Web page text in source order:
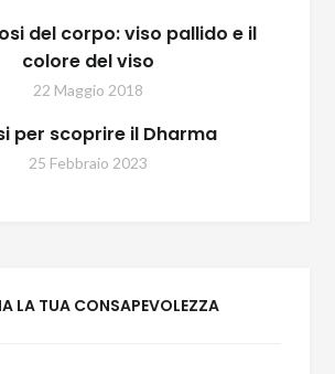
del corpo: viso pallido e il
colore del viso
22 Maggio 2018
per scoprire il Dharma
25 Febbraio 2023
LA TUA CONSAPEVOLEZZA